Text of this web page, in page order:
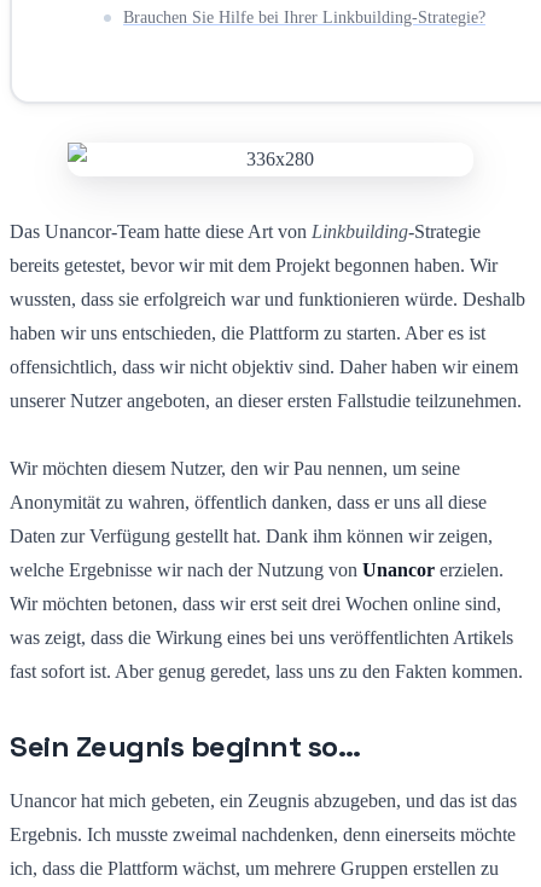
Brauchen Sie Hilfe bei Ihrer Linkbuilding-Strategie?
Das Unancor-Team hatte diese Art von Linkbuilding-Strategie
bereits getestet, bevor wir mit dem Projekt begonnen haben. Wir
wussten, dass sie erfolgreich war und funktionieren würde. Deshalb
haben wir uns entschieden, die Plattform zu starten. Aber es ist
offensichtlich, dass wir nicht objektiv sind. Daher haben wir einem
unserer Nutzer angeboten, an dieser ersten Fallstudie teilzunehmen.
Wir möchten diesem Nutzer, den wir Pau nennen, um seine
Anonymität zu wahren, öffentlich danken, dass er uns all diese
Daten zur Verfügung gestellt hat. Dank ihm können wir zeigen,
welche Ergebnisse wir nach der Nutzung von Unancor erzielen.
Wir möchten betonen, dass wir erst seit drei Wochen online sind,
was zeigt, dass die Wirkung eines bei uns veröffentlichten Artikels
fast sofort ist. Aber genug geredet, lass uns zu den Fakten kommen.
Sein Zeugnis beginnt so…
Unancor hat mich gebeten, ein Zeugnis abzugeben, und das ist das
Ergebnis. Ich musste zweimal nachdenken, denn einerseits möchte
ich, dass die Plattform wächst, um mehrere Gruppen erstellen zu